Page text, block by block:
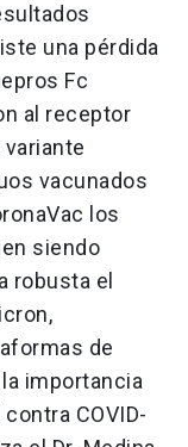
una pérdida
Fc
al receptor
variante
vacunados
los
siendo
robusta el
de
importancia
COVID-